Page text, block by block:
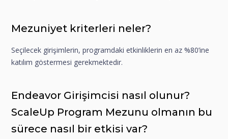
Mezuniyet kriterleri neler?
Seçilecek girişimlerin, programdaki etkinliklerin en az %80’ine
katılım göstermesi gerekmektedir.
Endeavor Girişimcisi nasıl olunur?
ScaleUp Program Mezunu olmanın bu
sürece nasıl bir etkisi var?